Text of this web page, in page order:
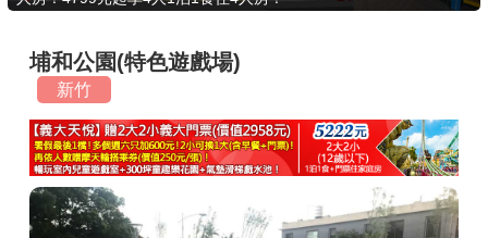
最新留言
商家合作
推薦景點
埔和公園(特色遊戲場)
新竹